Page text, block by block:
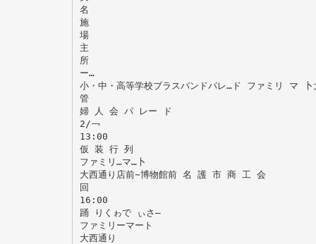
名
施
場
主
所
ー…
小・中・高等学校ブラスバンドパレ…ド ファミリ マ 卜
管
婦 人 会 パ レー ド
2/￢
13:00
仮 装 行 列
ファミリ…マ…卜
大西通り店前∼博物館前 名 護 市 商 工 会
回
16:00
踊 りくゎで ぃさ―
ファミリーマート
大西通り